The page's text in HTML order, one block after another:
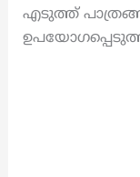
എടുത്ത്